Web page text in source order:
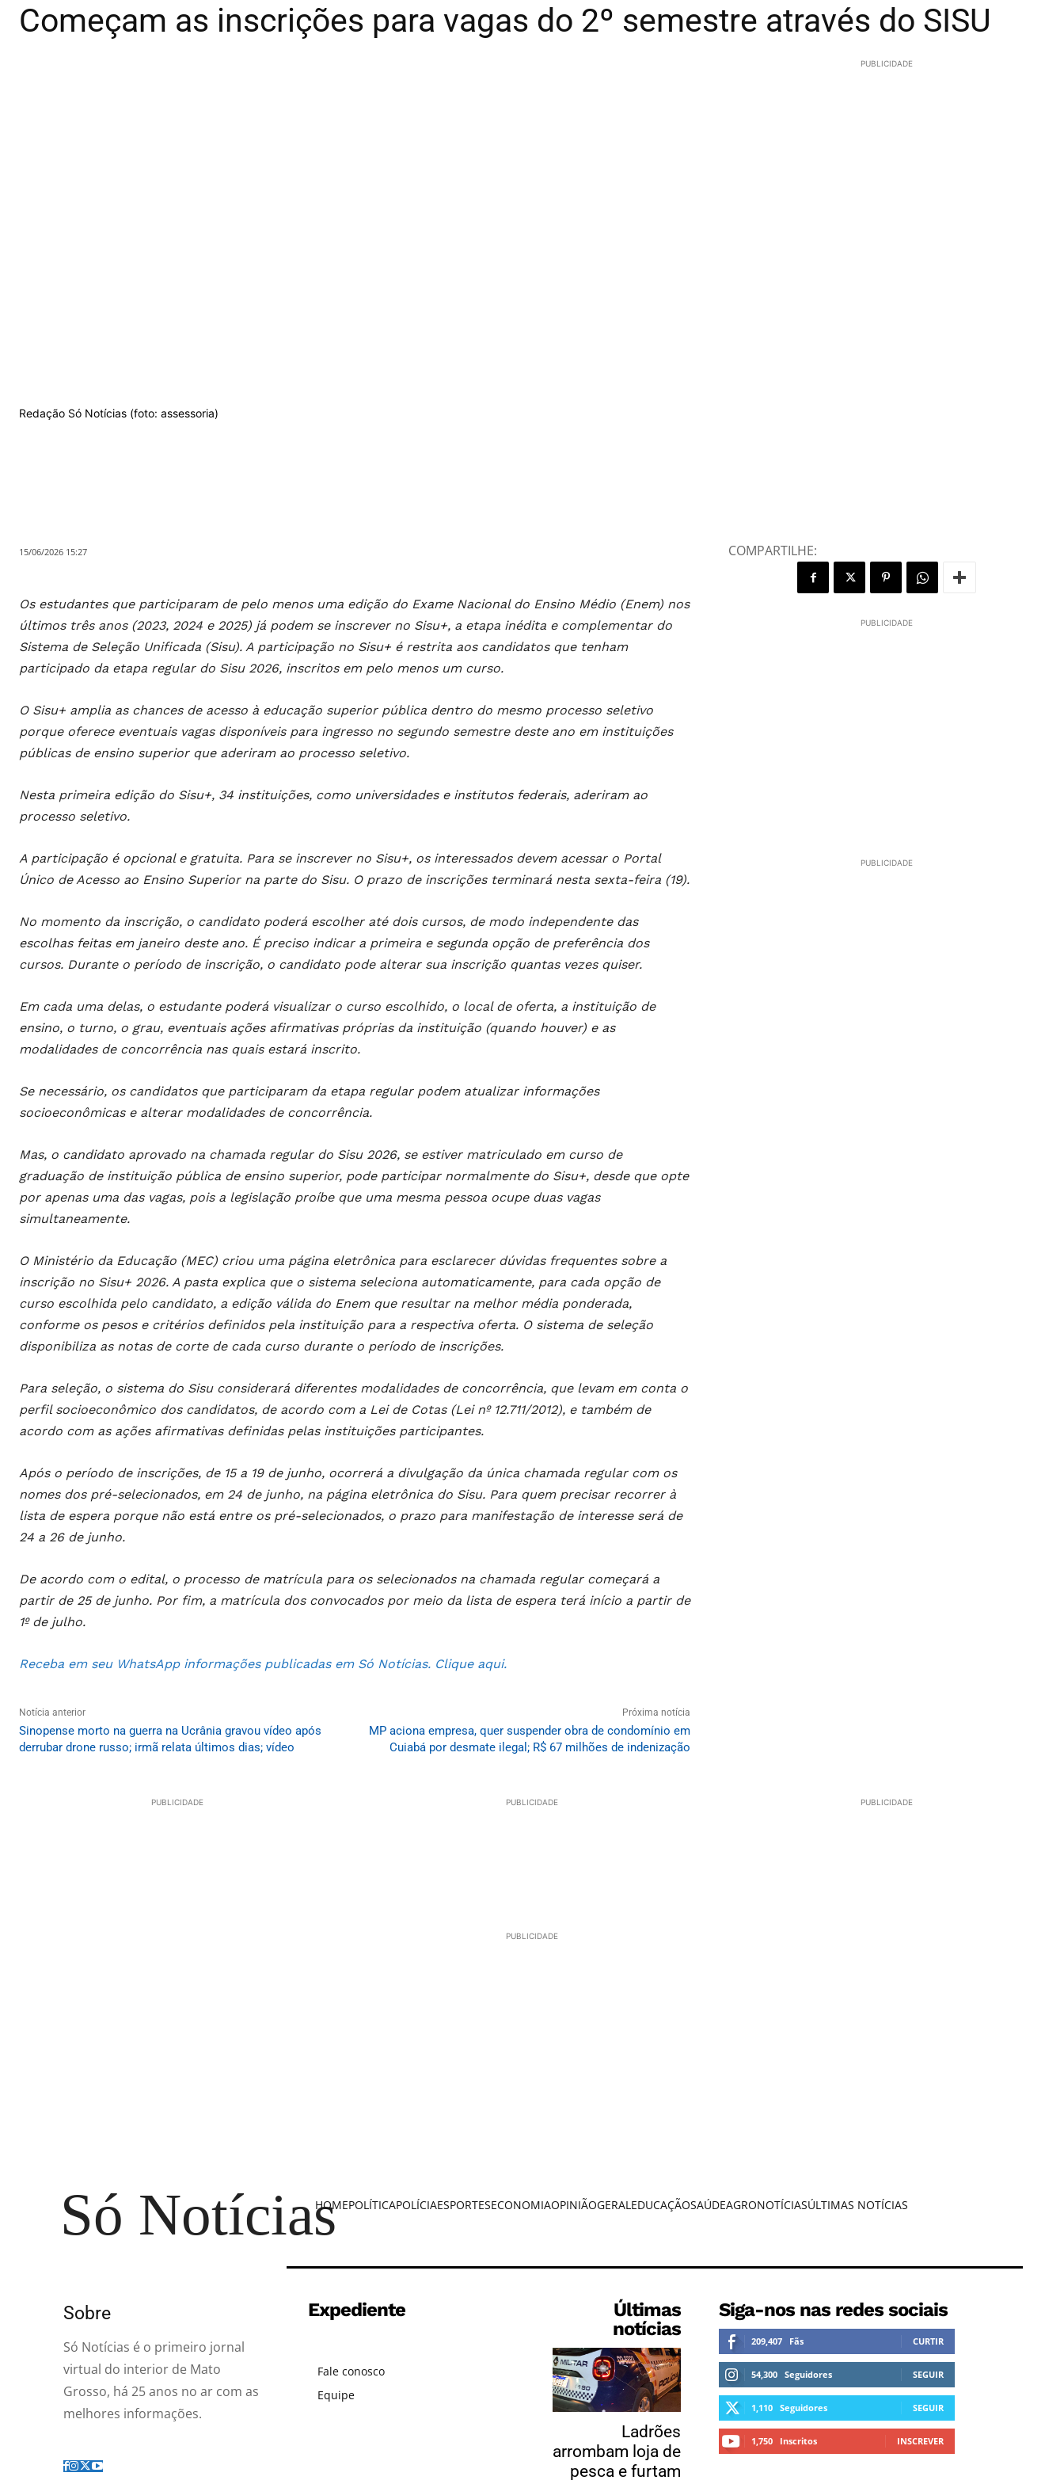
Começam as inscrições para vagas do 2º semestre através do SISU
PUBLICIDADE
Redação Só Notícias (foto: assessoria)
15/06/2026 15:27
Os estudantes que participaram de pelo menos uma edição do Exame Nacional do Ensino Médio (Enem) nos
últimos três anos (2023, 2024 e 2025) já podem se inscrever no Sisu+, a etapa inédita e complementar do
Sistema de Seleção Unificada (Sisu). A participação no Sisu+ é restrita aos candidatos que tenham
participado da etapa regular do Sisu 2026, inscritos em pelo menos um curso.
O Sisu+ amplia as chances de acesso à educação superior pública dentro do mesmo processo seletivo
porque oferece eventuais vagas disponíveis para ingresso no segundo semestre deste ano em instituições
públicas de ensino superior que aderiram ao processo seletivo.
Nesta primeira edição do Sisu+, 34 instituições, como universidades e institutos federais, aderiram ao
processo seletivo.
A participação é opcional e gratuita. Para se inscrever no Sisu+, os interessados devem acessar o Portal
Único de Acesso ao Ensino Superior na parte do Sisu. O prazo de inscrições terminará nesta sexta-feira (19).
No momento da inscrição, o candidato poderá escolher até dois cursos, de modo independente das
escolhas feitas em janeiro deste ano. É preciso indicar a primeira e segunda opção de preferência dos
cursos. Durante o período de inscrição, o candidato pode alterar sua inscrição quantas vezes quiser.
Em cada uma delas, o estudante poderá visualizar o curso escolhido, o local de oferta, a instituição de
ensino, o turno, o grau, eventuais ações afirmativas próprias da instituição (quando houver) e as
modalidades de concorrência nas quais estará inscrito.
Se necessário, os candidatos que participaram da etapa regular podem atualizar informações
socioeconômicas e alterar modalidades de concorrência.
Mas, o candidato aprovado na chamada regular do Sisu 2026, se estiver matriculado em curso de
graduação de instituição pública de ensino superior, pode participar normalmente do Sisu+, desde que opte
por apenas uma das vagas, pois a legislação proíbe que uma mesma pessoa ocupe duas vagas
simultaneamente.
O Ministério da Educação (MEC) criou uma página eletrônica para esclarecer dúvidas frequentes sobre a
inscrição no Sisu+ 2026. A pasta explica que o sistema seleciona automaticamente, para cada opção de
curso escolhida pelo candidato, a edição válida do Enem que resultar na melhor média ponderada,
conforme os pesos e critérios definidos pela instituição para a respectiva oferta. O sistema de seleção
disponibiliza as notas de corte de cada curso durante o período de inscrições.
Para seleção, o sistema do Sisu considerará diferentes modalidades de concorrência, que levam em conta o
perfil socioeconômico dos candidatos, de acordo com a Lei de Cotas (Lei nº 12.711/2012), e também de
acordo com as ações afirmativas definidas pelas instituições participantes.
Após o período de inscrições, de 15 a 19 de junho, ocorrerá a divulgação da única chamada regular com os
nomes dos pré-selecionados, em 24 de junho, na página eletrônica do Sisu. Para quem precisar recorrer à
lista de espera porque não está entre os pré-selecionados, o prazo para manifestação de interesse será de
24 a 26 de junho.
De acordo com o edital, o processo de matrícula para os selecionados na chamada regular começará a
partir de 25 de junho. Por fim, a matrícula dos convocados por meio da lista de espera terá início a partir de
1º de julho.
Receba em seu WhatsApp informações publicadas em Só Notícias. Clique aqui.
Notícia anterior
Sinopense morto na guerra na Ucrânia gravou vídeo após
derrubar drone russo; irmã relata últimos dias; vídeo
Próxima notícia
MP aciona empresa, quer suspender obra de condomínio em
Cuiabá por desmate ilegal; R$ 67 milhões de indenização
COMPARTILHE:
PUBLICIDADE
PUBLICIDADE
PUBLICIDADE PUBLICIDADE PUBLICIDADE
PUBLICIDADE
Só Notícias
HOMEPOLÍTICAPOLÍCIAESPORTESECONOMIAOPINIÃOGERALEDUCAÇÃOSAÚDEAGRONOTÍCIASÚLTIMAS NOTÍCIAS
Sobre
Só Notícias é o primeiro jornal
virtual do interior de Mato
Grosso, há 25 anos no ar com as
melhores informações.
Expediente
Fale conosco
Equipe
Últimas
notícias
Ladrões
arrombam loja de
pesca e furtam
Siga-nos nas redes sociais
209,407 Fãs CURTIR
54,300 Seguidores SEGUIR
1,110 Seguidores SEGUIR
1,750 Inscritos INSCREVER